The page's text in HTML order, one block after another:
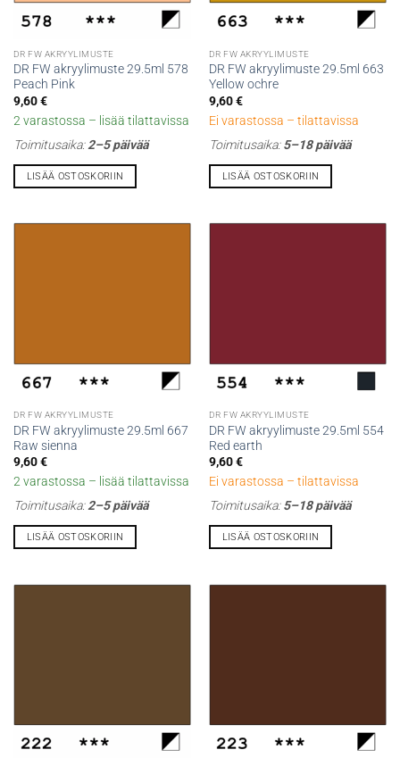
DR FW AKRYYLIMUSTE
DR FW akryylimuste 29.5ml 578
Peach Pink
9,60€
2 varastossa – lisää tilattavissa
Toimitusaika:2–5 päivää
LISÄÄ OSTOSKORIIN
DR FW AKRYYLIMUSTE
DR FW akryylimuste 29.5ml 663
Yellow ochre
9,60€
Ei varastossa – tilattavissa
Toimitusaika:5–18 päivää
LISÄÄ OSTOSKORIIN
DR FW AKRYYLIMUSTE
DR FW akryylimuste 29.5ml 667
Raw sienna
9,60€
2 varastossa – lisää tilattavissa
Toimitusaika:2–5 päivää
LISÄÄ OSTOSKORIIN
DR FW AKRYYLIMUSTE
DR FW akryylimuste 29.5ml 554
Red earth
9,60€
Ei varastossa – tilattavissa
Toimitusaika:5–18 päivää
LISÄÄ OSTOSKORIIN